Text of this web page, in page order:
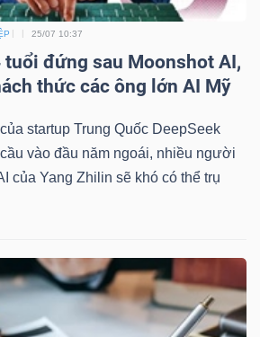
25/07 10:37
tuổi đứng sau Moonshot AI,
thức các ông lớn AI Mỹ
startup Trung Quốc DeepSeek
vào đầu năm ngoái, nhiều người
của Yang Zhilin sẽ khó có thể trụ